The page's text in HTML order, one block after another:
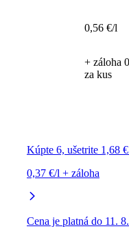
Kúpte 6, ušetrite 1,68
0,37 €/l + záloha
Cena je platná do 11.
0,56 €/l
+ záloha
za kus